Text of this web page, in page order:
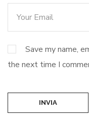
Save my name,
the next time I
INVIA